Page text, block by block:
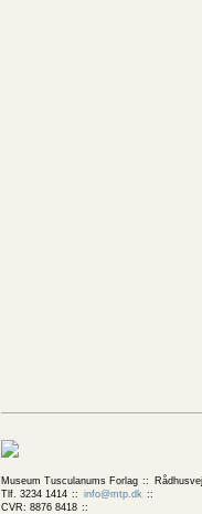
Museum Tusculanums Forlag
Tlf. 3234 1414
info@mtp.dk
CVR: 8876 8418